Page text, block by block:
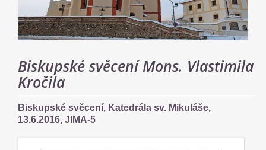
Biskupské svěcení Mons. Vlastimila
Kročila
Biskupské svěcení, Katedrála sv. Mikuláše,
13.6.2016, JIMA-5